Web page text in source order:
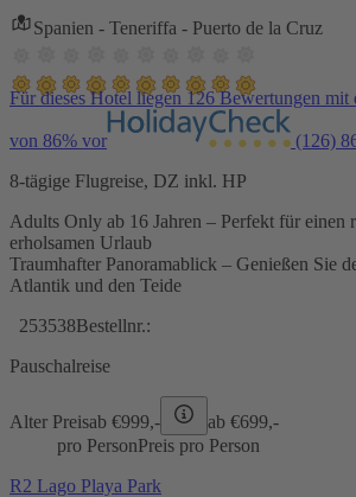
Spanien - Teneriffa - Puerto de la Cruz
Für dieses Hotel liegen 126 Bewertungen mit
von 86% vor (126)
8-tägige Flugreise, DZ inkl. HP
Adults Only ab 16 Jahren – Perfekt für einen
erholsamen Urlaub
Traumhafter Panoramablick – Genießen Sie
Atlantik und den Teide
253538Bestellnr.:
Pauschalreise
Alter Preisab €999,- ab €699,-
pro PersonPreis pro Person
R2 Lago Playa Park